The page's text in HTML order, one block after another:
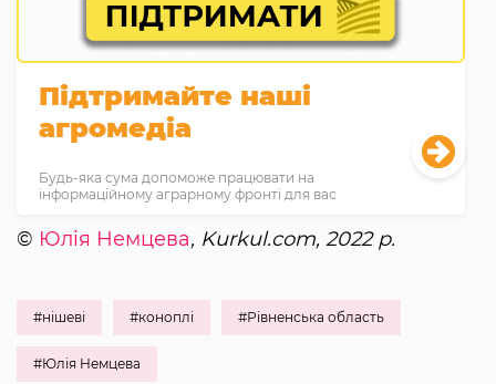
Підтримайте наші
агромедіа
Будь-яка сума допоможе працювати на
інформаційному аграрному фронті для вас
© Юлія Немцева, Kurkul.com, 2022 р.
#нішеві #коноплі #Рівненська область
#Юлія Немцева